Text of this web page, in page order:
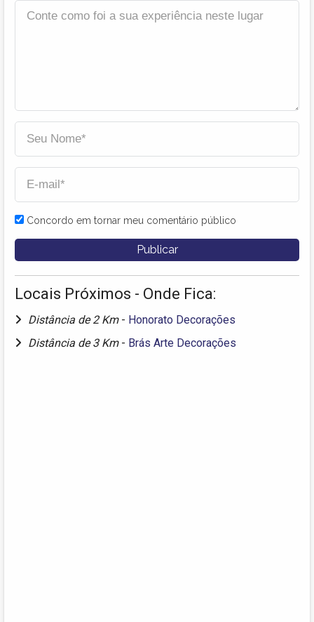
Concordo em tornar meu comentário público
Locais Próximos - Onde Fica:
Distância de 2 Km - Honorato Decorações
Distância de 3 Km - Brás Arte Decorações